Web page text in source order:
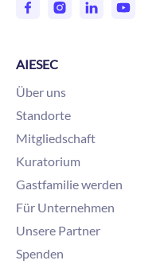
AIESEC
Über uns
Standorte
Mitgliedschaft
Kuratorium
Gastfamilie werden
Für Unternehmen
Unsere Partner
Spenden